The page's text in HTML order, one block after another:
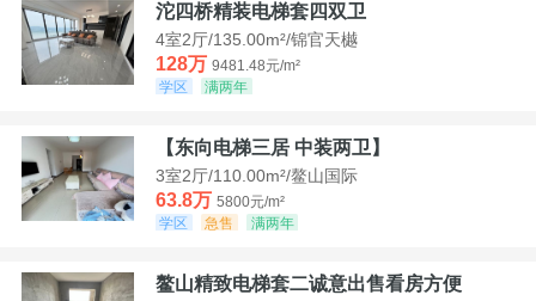
沱四桥精装电梯套四双卫
4室2厅/135.00m²/锦官天樾
128万 9481.48元/m²
学区
满两年
【东向电梯三居 中装两卫】
3室2厅/110.00m²/鳌山国际
63.8万 5800元/m²
学区
急售 满两年
鳌山精致电梯套二诚意出售看房方便